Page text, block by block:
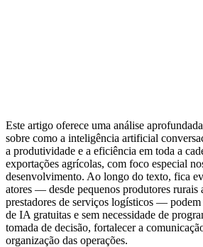
Este artigo oferece uma análise
sobre como a inteligência artificial
a produtividade e a eficiência em toda a
exportações agrícolas, com foco especial
desenvolvimento. Ao longo do texto, fica
atores — desde pequenos produtores rurais
prestadores de serviços logísticos —
de IA gratuitas e sem necessidade de
tomada de decisão, fortalecer a
organização das operações.